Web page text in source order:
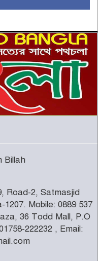
ইউনিয়নভুক্ত রাষ্ট্রদূতদের
আমিরের বৈঠক
সিরাতুবন্নী (সা.)
অনুষ্ঠিত
শিবির নিষিদ্ধের প্রজ্ঞাপন
Billah
Road-2, Satmasjid
Mobile: 0889 537
36 Todd Mall, P.O
222232 , Email: